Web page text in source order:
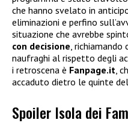
che hanno svelato in
eliminazioni e perfino
situazione che avrebbe
con decisione, richiamando
naufraghi al rispetto degli
i retroscena è Fanpage.it,
accaduto dietro le quinte
Spoiler Isola dei